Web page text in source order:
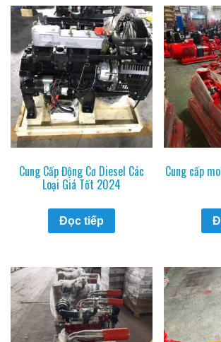
Cung Cấp Động Cơ Diesel Các
Loại Giá Tốt 2024
Đọc tiếp
Cung cấp